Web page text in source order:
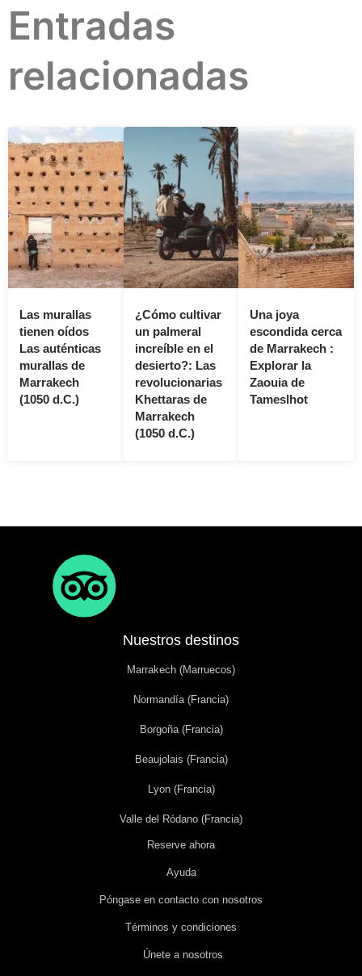
Entradas
relacionadas
Las murallas
tienen oídos
Las auténticas
murallas de
Marrakech
(1050 d.C.)
¿Cómo cultivar
un palmeral
increíble en el
desierto?: Las
revolucionarias
Khettaras de
Marrakech
(1050 d.C.)
Una joya
escondida cerca
de Marrakech :
Explorar la
Zaouia de
Tameslhot
Reserve ahora
Ayuda
Póngase en contacto con nosotros
Términos y condiciones
Únete a nosotros
Nuestros destinos
Marrakech (Marruecos)
Normandía (Francia)
Borgoña (Francia)
Beaujolais (Francia)
Lyon (Francia)
Valle del Ródano (Francia)